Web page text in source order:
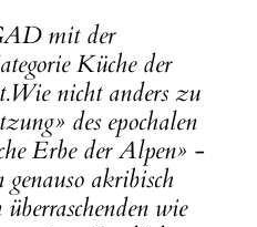
mit der
Küche der
nicht anders zu
des epochalen
Erbe der Alpen» -
akribisch
wie